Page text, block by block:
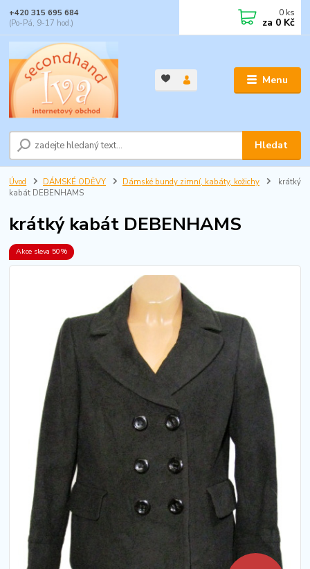
Menu
Hledat
+420 315 695 684
(Po-Pá, 9-17 hod.)
0 ks
za 0 Kč
Úvod DÁMSKÉ ODĚVY Dámské bundy zimní, kabáty, kožichy
krátký
kabát DEBENHAMS
krátký kabát DEBENHAMS
Akce sleva 50%